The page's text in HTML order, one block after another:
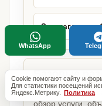
Зоомагазин в
Базовые
Родительские
обзор услуги,
Cookie помогают сайту и
Для статистики посещений
Яндекс.Метрику. Политика
WhatsApp